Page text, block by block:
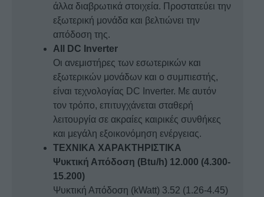
άλλα διαβρωτικά στοιχεία. Προστατεύει την
εξωτερική μονάδα και βελτιώνει την
απόδοση της.
All DC Inverter
Οι ανεμιστήρες των εσωτερικών και
εξωτερικών μονάδων και ο συμπιεστής,
είναι τεχνολογίας DC Inverter. Με αυτόν
τον τρόπο, επιτυγχάνεται σταθερή
λειτουργία σε ακραίες καιρικές συνθήκες
και μεγάλη εξοικονόμηση ενέργειας.
ΤΕΧΝΙΚΑ ΧΑΡΑΚΤΗΡΙΣΤΙΚΑ
Ψυκτική Απόδοση (Btu/h) 12.000 (4.300-
15.200)
Ψυκτική Απόδοση (kWatt) 3.52 (1.26-4.45)